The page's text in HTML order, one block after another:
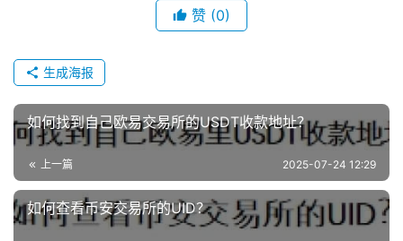
赞 (0)
生成海报
如何找到自己欧易交易所的USDT收款地址？
上一篇 2025-07-24 12:29
如何查看币安交易所的UID？